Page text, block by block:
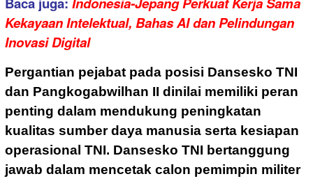
Kekayaan Intelektual, Bahas AI dan Pelindungan
Inovasi Digital
Pergantian pejabat pada posisi Dansesko TNI
dan Pangkogabwilhan II dinilai memiliki peran
penting dalam mendukung peningkatan
kualitas sumber daya manusia serta kesiapan
operasional TNI. Dansesko TNI bertanggung
jawab dalam mencetak calon pemimpin militer